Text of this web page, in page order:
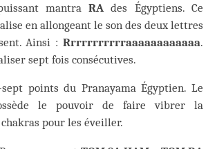
mantraRA des Égyptiens. Ce
en allongeant le son des deux lettres
Ainsi : Rrrrrrrrrrraaaaaaaaaaaa.
sept fois consécutives.
points du Pranayama Égyptien. Le
le pouvoir de faire vibrer la
pour les éveiller.